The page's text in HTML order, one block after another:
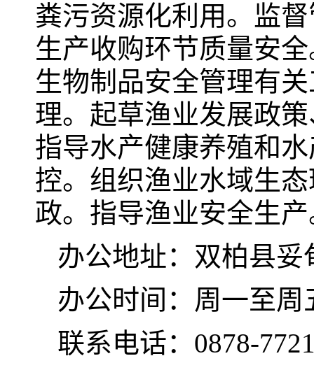
粪污资源化利用。监
生产收购环节质量安
生物制品安全管理有
理。起草渔业发展政
指导水产健康养殖和
控。组织渔业水域生
政。指导渔业安全生
办公地址：双柏县妥
办公时间：周一至周
联系电话：0878-